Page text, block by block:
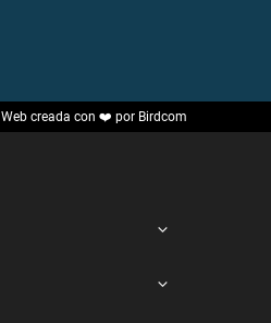
Web creada con ❤️ por Birdcom